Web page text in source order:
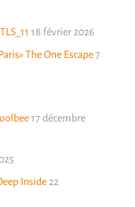
18 février 2026
The One Escape 7
17 décembre
Inside 22